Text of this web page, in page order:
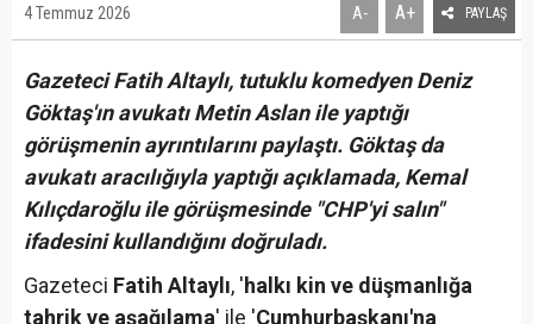
4 Temmuz 2026 A- A+ PAYLAŞ
Gazeteci Fatih Altaylı, tutuklu komedyen Deniz
Göktaş'ın avukatı Metin Aslan ile yaptığı
görüşmenin ayrıntılarını paylaştı. Göktaş da
avukatı aracılığıyla yaptığı açıklamada, Kemal
Kılıçdaroğlu ile görüşmesinde "CHP'yi salın"
ifadesini kullandığını doğruladı.
Gazeteci Fatih Altaylı, 'halkı kin ve düşmanlığa
tahrik ve aşağılama' ile 'Cumhurbaşkanı'na